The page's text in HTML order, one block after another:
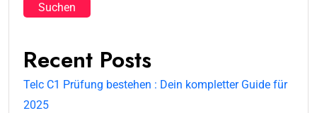
Suchen
Recent Posts
Telc C1 Prüfung bestehen : Dein kompletter Guide für
2025